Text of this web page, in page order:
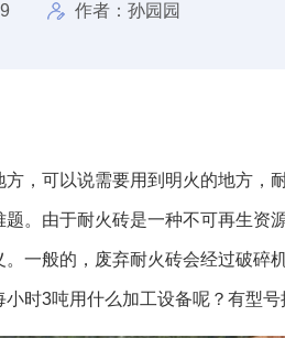
作者：孙园园
，可以说需要用到明火的地方，
。由于耐火砖是一种不可再生资
一般的，废弃耐火砖会经过破碎
时3吨用什么加工设备呢？有型号